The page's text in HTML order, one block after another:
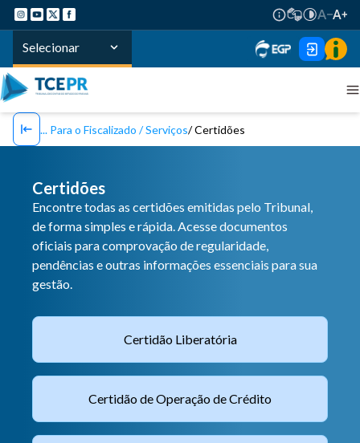
Selecionar
Para o Fiscalizado / Serviços Certidões
Certidões
Encontre todas as certidões emitidas pelo Tribunal,
de forma simples e rápida. Acesse documentos
oficiais para comprovação de regularidade,
pendências e outras informações essenciais para sua
gestão.
Certidão Liberatória
Certidão de Operação de Crédito